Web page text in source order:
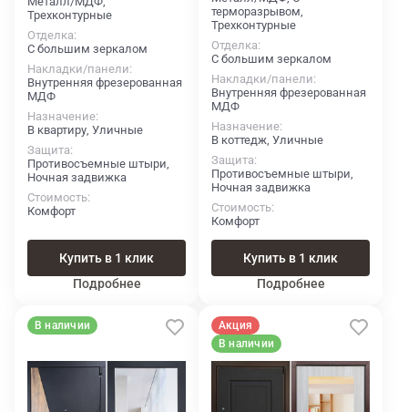
Трехконтурные
Отделка
С большим зеркалом
Накладки/панели
Внутренняя фрезерованная
МДФ
Назначение
В квартиру, Уличные
Защита
Противосъемные штыри,
Ночная задвижка
Стоимость
Комфорт
Купить в 1 клик
Подробнее
терморазрывом,
Трехконтурные
Отделка
С большим зеркалом
Накладки/панели
Внутренняя фрезерованная
МДФ
Назначение
В коттедж, Уличные
Защита
Противосъемные штыри,
Ночная задвижка
Стоимость
Комфорт
Купить в 1 клик
Подробнее
В наличии
Акция
В наличии